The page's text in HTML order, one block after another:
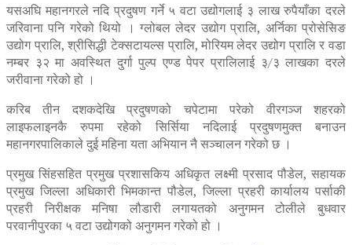
यसअघि महानगरले नदि प्रदुषण गर्ने ५ वटा उद्योगलाई ३ लाख रुपैयाँका दरले
जरिवाना पनि गरेको थियो । ग्लोबल लेदर उद्योग प्रालि, अर्निका प्रोसेसिङ
उद्योग प्रालि, श्रीसिद्धी टेक्सटायल्स प्रालि, मोरियम लेदर उद्योग प्रालि र वडा
नम्बर ३२ मा अवस्थित दुर्गा पुल्प एण्ड पेपर प्रालिलाई ३/३ लाखका दरले
जरीवाना गरेको हो ।
करिब तीन दशकदेखि प्रदुषणको चपेटामा परेको वीरगञ्ज शहरको
लाइफलाइनकै रुपमा रहेको सिर्सिया नदिलाई प्रदुषणमुक्त बनाउन
महानगरपालिकाले दुई महिना यता अभियान नै सञ्चालन गरेको छ ।
प्रमुख सिंहसहित प्रमुख प्रशासकिय अधिकृत लक्ष्मी प्रसाद पौडेल, सहायक
प्रमुख जिल्ला अधिकारी भिमकान्त पौडेल, जिल्ला प्रहरी कार्यालय पर्साकी
प्रहरी निरीक्षक मनिषा लौडारी लगायतको अनुगमन टोलीले बुधवार
परवानीपुरका ५ वटा उद्योगको अनुगमन गरेको हो ।